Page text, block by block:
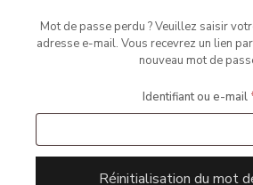
Mot de passe perdu ? Veuillez saisir
adresse e-mail. Vous recevrez un lien
nouveau mot de
Identifiant ou e-mail
Réinitialisation du mot